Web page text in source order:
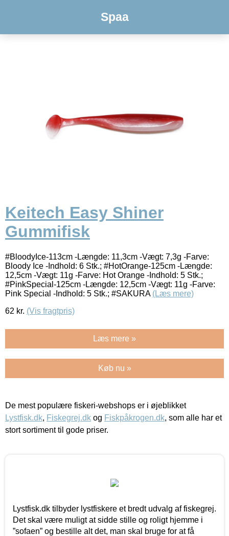
Spaa
Keitech Easy Shiner
Gummifisk
#BloodyIce-113cm -Længde: 11,3cm -Vægt: 7,3g -Farve:
Bloody Ice -Indhold: 6 Stk.; #HotOrange-125cm -Længde:
12,5cm -Vægt: 11g -Farve: Hot Orange -Indhold: 5 Stk.;
#PinkSpecial-125cm -Længde: 12,5cm -Vægt: 11g -Farve:
Pink Special -Indhold: 5 Stk.; #SAKURA (Læs mere)
62 kr. (Vis fragtpris)
Læs mere »
Køb nu »
De mest populære fiskeri-webshops er i øjeblikket
Lystfisk.dk, Fiskegrej.dk og Fiskpåkrogen.dk, som alle har et
stort sortiment til gode priser.
Lystfisk.dk tilbyder lystfiskere et bredt udvalg af fiskegrej.
Det skal være muligt at sidde stille og roligt hjemme i
”sofaen” og bestille alt det, man skal bruge for at få